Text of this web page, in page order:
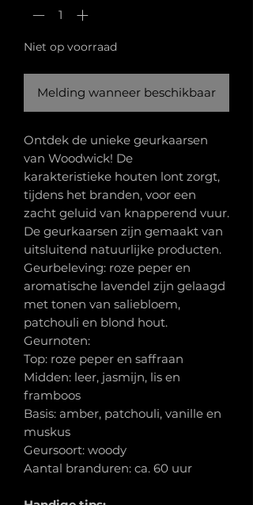
Niet op voorraad
Melding wanneer beschikbaar
Ontdek de unieke geurkaarsen
van Woodwick! De
karakteristieke houten lont zorgt,
tijdens het branden, voor een
zacht geluid van knapperend vuur.
De geurkaarsen zijn gemaakt van
uitsluitend natuurlijke producten.
Geurbeleving: roze peper en
aromatische lavendel zijn gelaagd
met tonen van saliebloem,
patchouli en blond hout.
Geurnoten:
Top: roze peper en saffraan
Midden: leer, jasmijn, lis en
framboos
Basis: amber, patchouli, vanille en
muskus
Geursoort: woody
Aantal branduren: ca. 60 uur